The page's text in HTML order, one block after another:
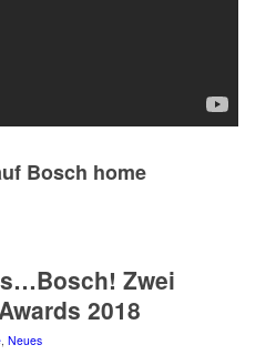
Bosch home
Zwei
2018
, Neues